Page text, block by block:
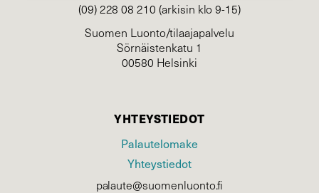
(09) 228 08 210 (arkisin klo 9-15)
Suomen Luonto/tilaajapalvelu
Sörnäistenkatu 1
00580 Helsinki
YHTEYSTIEDOT
Palautelomake
Yhteystiedot
palaute@suomenluonto.fi